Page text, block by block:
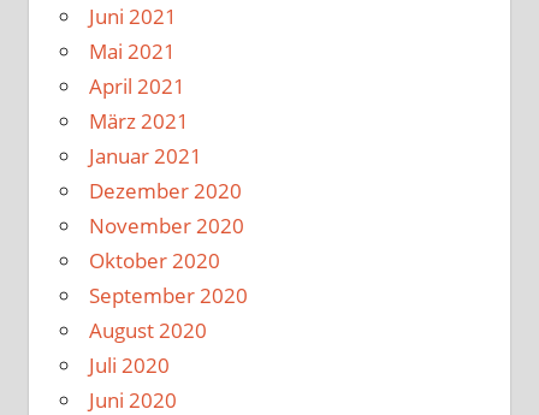
Juni 2021
Mai 2021
April 2021
März 2021
Januar 2021
Dezember 2020
November 2020
Oktober 2020
September 2020
August 2020
Juli 2020
Juni 2020